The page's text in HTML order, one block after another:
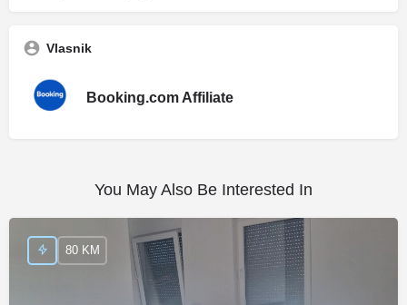
Vlasnik
Booking.com Affiliate
You May Also Be Interested In
80 KM